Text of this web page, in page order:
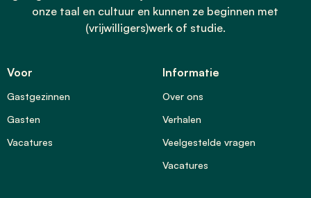
onze taal en cultuur en kunnen ze beginnen met
(vrijwilligers)werk of studie.
Voor
Gastgezinnen
Gasten
Vacatures
Informatie
Over ons
Verhalen
Veelgestelde vragen
Vacatures